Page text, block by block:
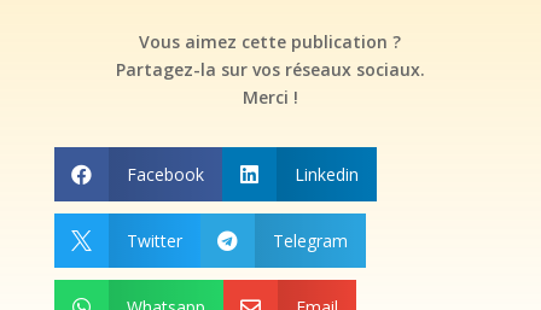
Vous aimez cette publication ?
Partagez-la sur vos réseaux sociaux.
Merci !
 Facebook  Linkedin
 Twitter  Telegram